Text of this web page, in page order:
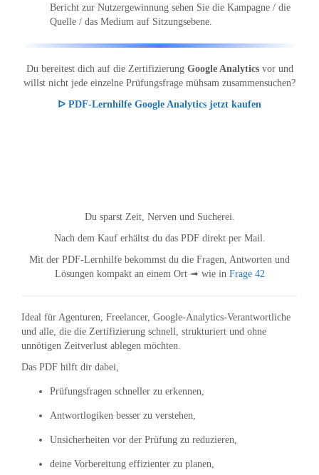
Bericht zur Nutzergewinnung sehen Sie die Kampagne / die
Quelle / das Medium auf Sitzungsebene.
Du bereitest dich auf die Zertifizierung Google Analyticsvor und
willst nicht jede einzelne Prüfungsfrage mühsam zusammensuchen?
ᐅ PDF-Lernhilfe Google Analytics jetzt kaufen
Du sparst Zeit, Nerven und Sucherei.
Nach dem Kauf erhältst du das PDF direkt per Mail.
Mit der PDF-Lernhilfe bekommst du die Fragen, Antworten und
Lösungen kompakt an einem Ort ➟ wie in Frage 42
Ideal für Agenturen, Freelancer, Google-Analytics-Verantwortliche
und alle, die die Zertifizierung schnell, strukturiert und ohne
unnötigen Zeitverlust ablegen möchten.
Das PDF hilft dir dabei,
Prüfungsfragen schneller zu erkennen,
Antwortlogiken besser zu verstehen,
Unsicherheiten vor der Prüfung zu reduzieren,
deine Vorbereitung effizienter zu planen,